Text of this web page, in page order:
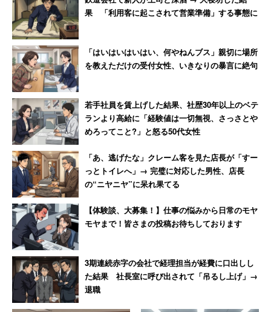
長を罵倒して退職【後編】
果 「利用客に起こされて営業準備」する事態に
「はいはいはいはい、何やねんブス」親切に場所
を教えただけの受付女性、いきなりの暴言に絶句
若手社員を賃上げした結果、社歴30年以上のベテ
ランより高給に「経験値は一切無視、さっさとや
めろってこと?」と怒る50代女性
「あ、逃げたな」クレーム客を見た店長が「すー
っとトイレへ」→ 完璧に対応した男性、店長
の“ニヤニヤ”に呆れ果てる
【体験談、大募集！】仕事の悩みから日常のモヤ
モヤまで！皆さまの投稿お待ちしております
3期連続赤字の会社で経理担当が経費に口出しし
た結果 社長室に呼び出されて「吊るし上げ」→
退職